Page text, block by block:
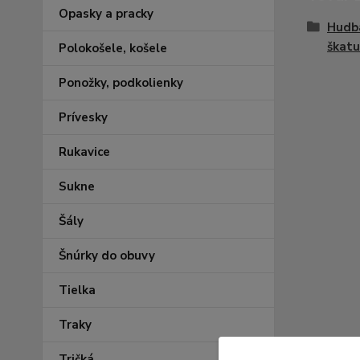
Opasky a pracky
Polokošele, košele
Ponožky, podkolienky
Prívesky
Rukavice
Sukne
Šály
Šnúrky do obuvy
Tielka
Traky